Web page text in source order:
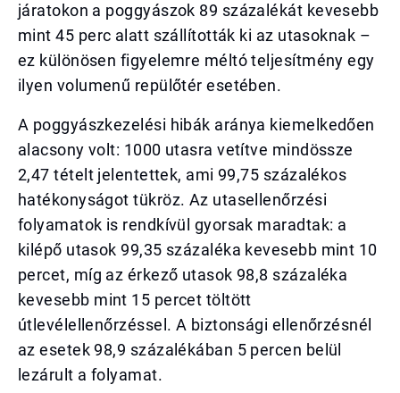
járatokon a poggyászok 89 százalékát kevesebb
mint 45 perc alatt szállították ki az utasoknak –
ez különösen figyelemre méltó teljesítmény egy
ilyen volumenű repülőtér esetében.
A poggyászkezelési hibák aránya kiemelkedően
alacsony volt: 1000 utasra vetítve mindössze
2,47 tételt jelentettek, ami 99,75 százalékos
hatékonyságot tükröz. Az utasellenőrzési
folyamatok is rendkívül gyorsak maradtak: a
kilépő utasok 99,35 százaléka kevesebb mint 10
percet, míg az érkező utasok 98,8 százaléka
kevesebb mint 15 percet töltött
útlevélellenőrzéssel. A biztonsági ellenőrzésnél
az esetek 98,9 százalékában 5 percen belül
lezárult a folyamat.